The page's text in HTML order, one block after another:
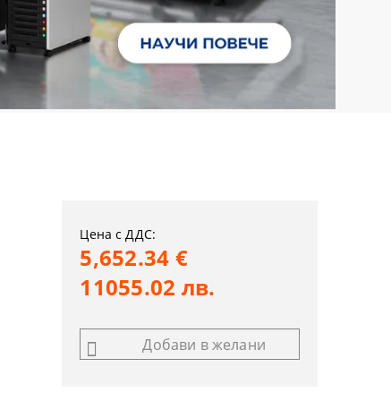
Цена с ДДС:
5,652.34 €
11055.02 лв.
Добави в желани